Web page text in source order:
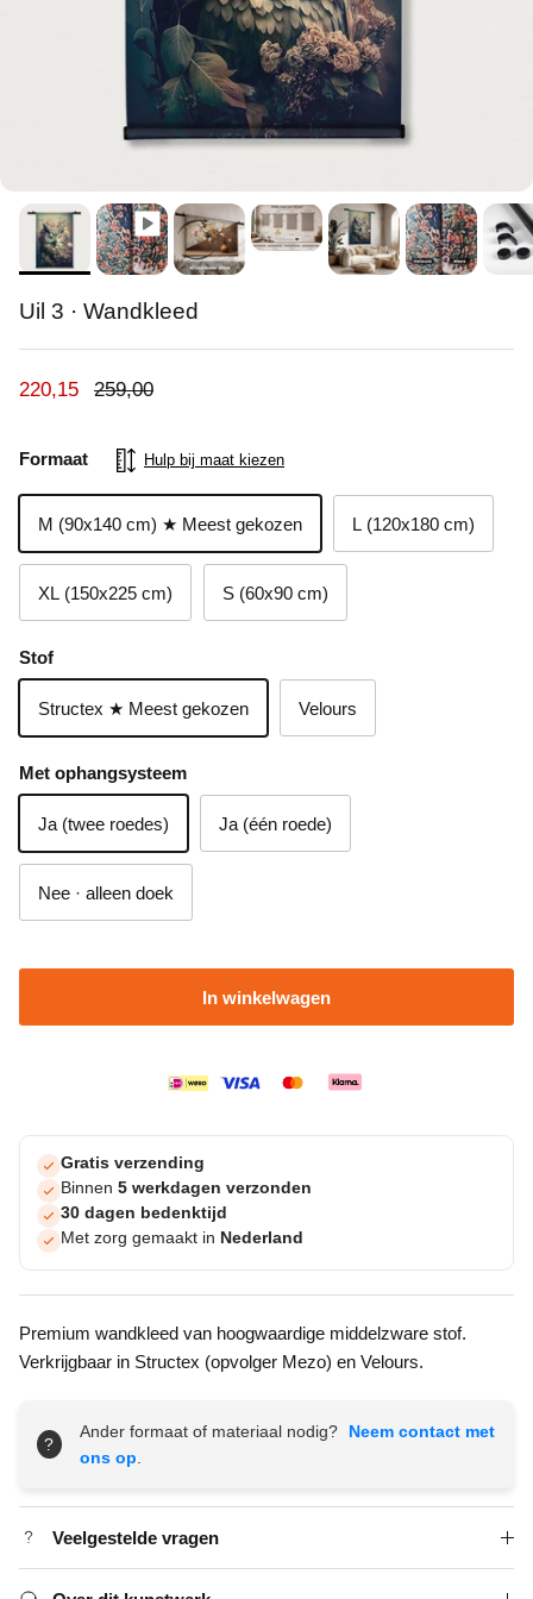
Uil 3 · Wandkleed
Verkoopprijs
220,15 Reguliere prijs
259,00
Formaat Hulp bij maat kiezen
M (90x140 cm) ★ Meest gekozen L (120x180 cm)
XL (150x225 cm) S (60x90 cm)
Stof
Structex ★ Meest gekozen Velours
Met ophangsysteem
Ja (twee roedes) Ja (één roede)
Nee · alleen doek
In winkelwagen
Gratis verzending
Binnen 5 werkdagen verzonden
30 dagen bedenktijd
Met zorg gemaakt in Nederland
Premium wandkleed van hoogwaardige middelzware stof.
Verkrijgbaar in Structex (opvolger Mezo) en Velours.
?
Ander formaat of materiaal nodig?
Neem contact met
ons op.
Veelgestelde vragen